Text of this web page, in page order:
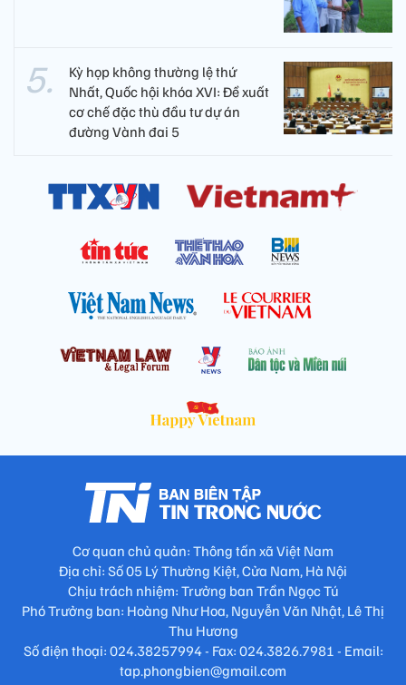
Kỳ họp không thường lệ thứ
Nhất, Quốc hội khóa XVI: Đề xuất
cơ chế đặc thù đầu tư dự án
đường Vành đai 5
Cơ quan chủ quản: Thông tấn xã Việt Nam
Địa chỉ: Số 05 Lý Thường Kiệt, Cửa Nam, Hà Nội
Chịu trách nhiệm: Trưởng ban Trần Ngọc Tú
Phó Trưởng ban: Hoàng Như Hoa, Nguyễn Văn Nhật, Lê Thị
Thu Hương
Số điện thoại: 024.38257994 - Fax: 024.3826.7981 - Email:
tap.phongbien@gmail.com